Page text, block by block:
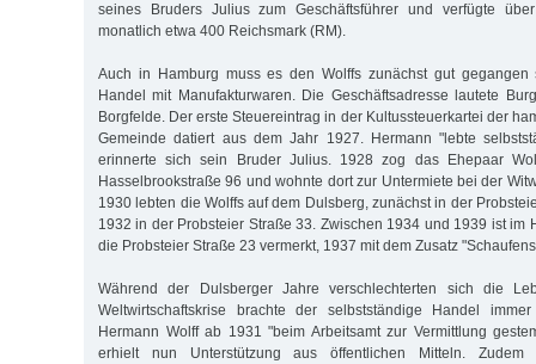
seines Bruders Julius zum Geschäftsführer und verfügte
monatlich etwa 400 Reichsmark (RM).
Auch in Hamburg muss es den Wolffs zunächst gut
Handel mit Manufakturwaren. Die Geschäftsadresse lautete
Borgfelde. Der erste Steuereintrag in der Kultussteuerkartei der
Gemeinde datiert aus dem Jahr 1927. Hermann "lebte
erinnerte sich sein Bruder Julius. 1928 zog das Ehepaar
Hasselbrookstraße 96 und wohnte dort zur Untermiete bei der
1930 lebten die Wolffs auf dem Dulsberg, zunächst in der
1932 in der Probsteier Straße 33. Zwischen 1934 und 1939 ist im
die Probsteier Straße 23 vermerkt, 1937 mit dem Zusatz
Während der Dulsberger Jahre verschlechterten sich die
Weltwirtschaftskrise brachte der selbstständige Handel
Hermann Wolff ab 1931 "beim Arbeitsamt zur Vermittlung
erhielt nun Unterstützung aus öffentlichen Mitteln.